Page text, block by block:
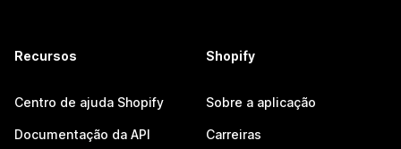
Recursos
Centro de ajuda Shopify
Documentação da API
Shopify
Sobre a aplicação
Carreiras